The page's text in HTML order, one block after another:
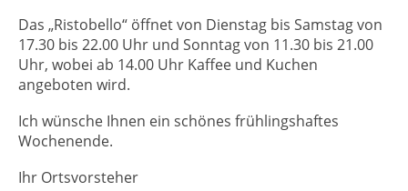
Das „Ristobello“ öffnet von Dienstag bis Samstag von
17.30 bis 22.00 Uhr und Sonntag von 11.30 bis 21.00
Uhr, wobei ab 14.00 Uhr Kaffee und Kuchen
angeboten wird.
Ich wünsche Ihnen ein schönes frühlingshaftes
Wochenende.
Ihr Ortsvorsteher